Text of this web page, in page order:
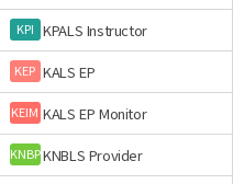
KPI KPALS Instructor
KEP KALS EP
KEIM KALS EP Monitor
KNBPKNBLS Provider